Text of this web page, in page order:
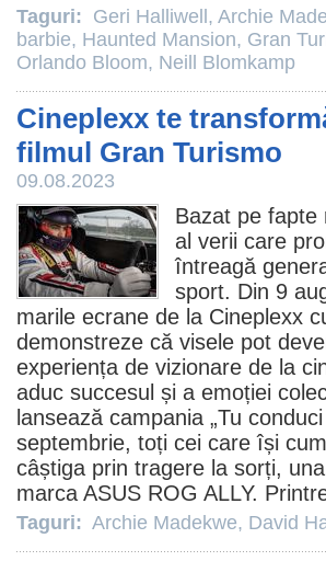
Taguri: Geri Halliwell , Archie
barbie, Haunted Mansion, Gran
Orlando Bloom, Neill Blomkamp
Cineplexx te
filmul Gran Turismo
09.08.2023
Bazat pe fapte
al verii care
întreagă
sport. Din 9
marile ecrane de la Cineplexx
demonstreze că visele pot
experiența de vizionare de la
aduc succesul și a emoției
lansează campania „Tu conduci
septembrie, toți cei care își
câștiga prin tragere la sorți,
marca ASUS ROG ALLY.
Taguri: Archie Madekwe, David